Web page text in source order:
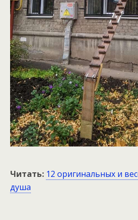
Читать: 12 оригинальных и
душа